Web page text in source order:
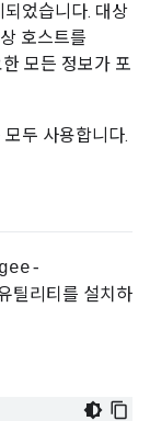
었습니다. 대상
호스트를
모든 정보가 포
두 사용합니다.
틸리티를 설치하